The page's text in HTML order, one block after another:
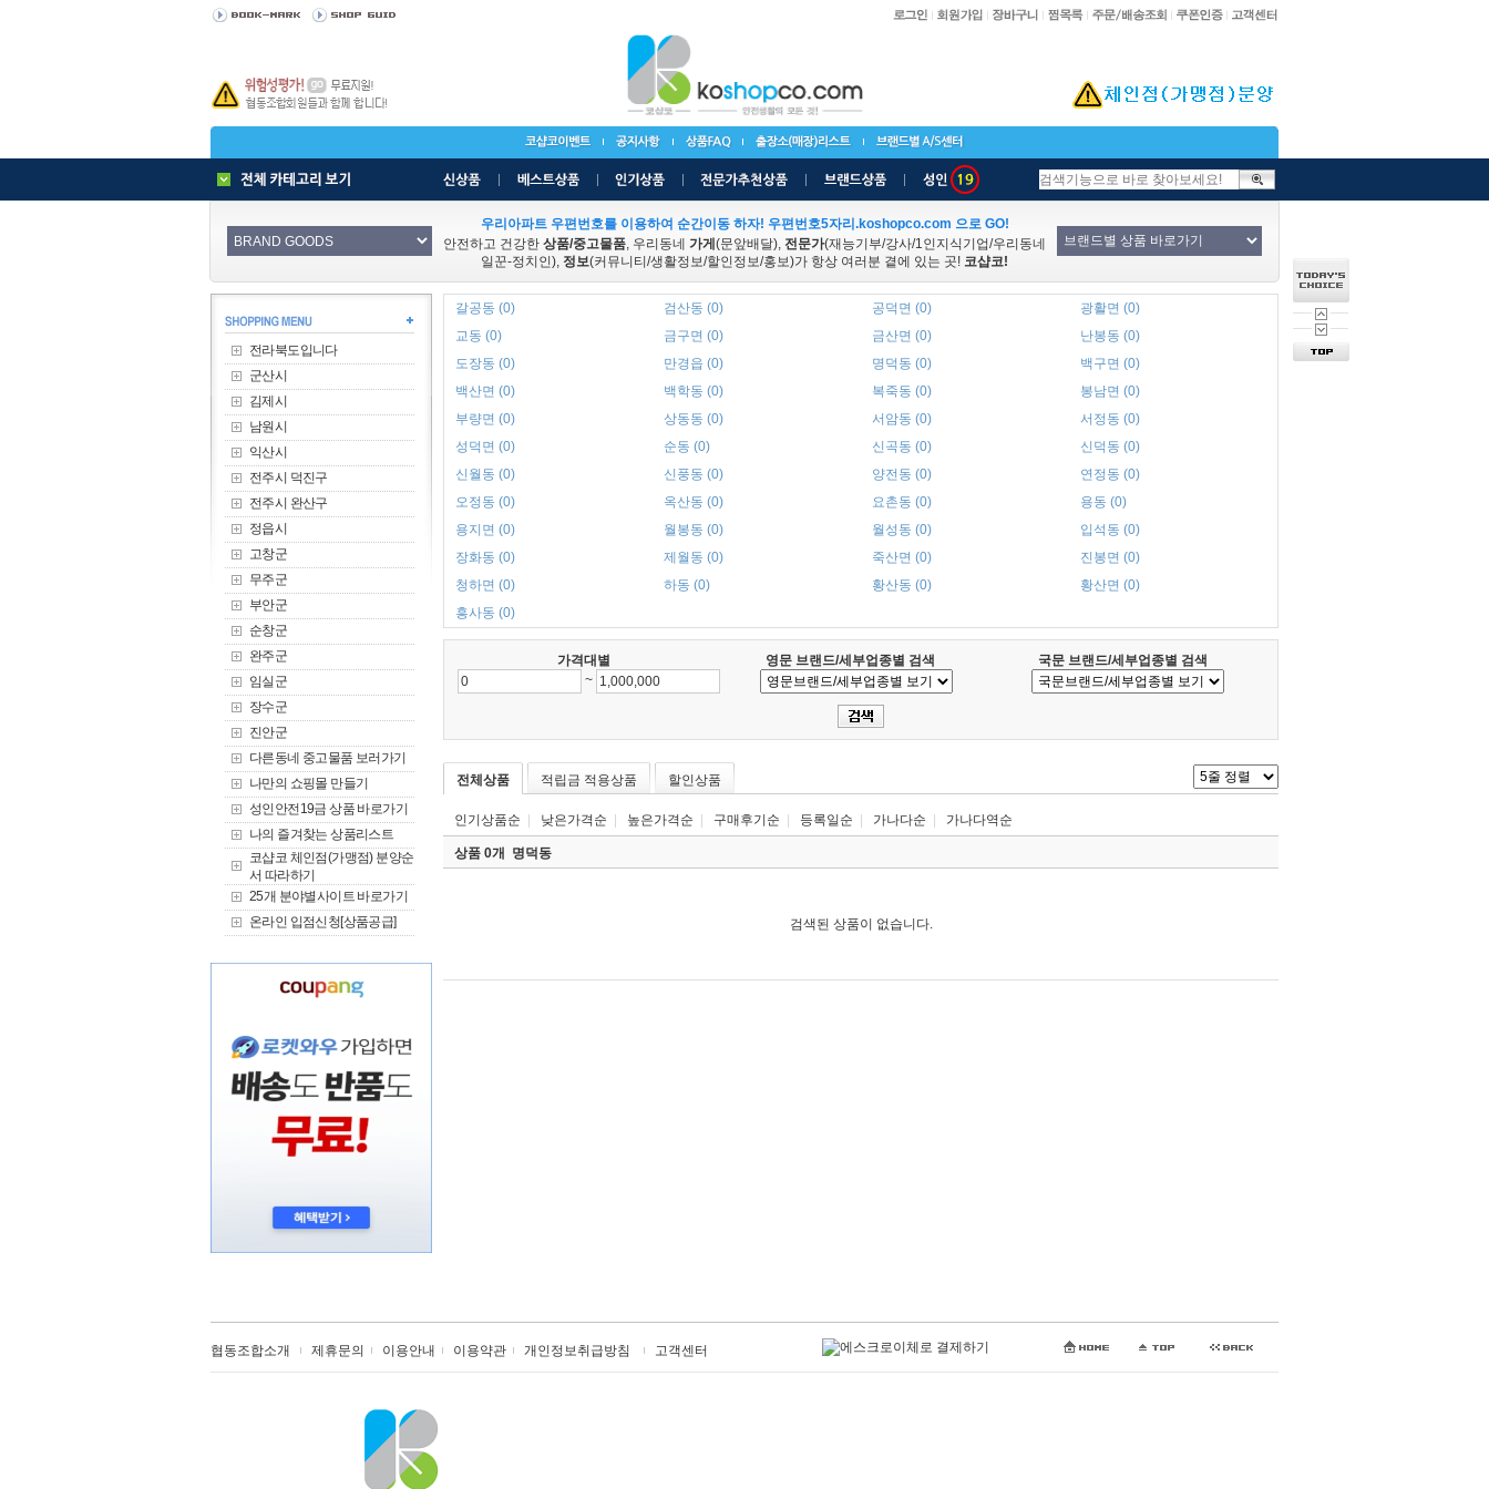
우리아파트 우편번호를 이용하여 순간이동 하자! 우편번호5자리.koshopco.com 으로 GO!
안전하고 건강한 상품/중고물품, 우리동네 가게 (문앞배달), 전문가(재능기부/강사/1인지식기업/우리동네
일꾼-정치인), 정보(커뮤니티/생활정보/할인정보/홍보)가 항상 여러분 곁에 있는 곳! 코샵코!
전라북도입니다
군산시
김제시
남원시
익산시
전주시 덕진구
전주시 완산구
정읍시
고창군
무주군
부안군
순창군
완주군
임실군
장수군
진안군
다른동네 중고물품 보러가기
나만의 쇼핑몰 만들기
성인안전19금 상품 바로가기
나의 즐겨찾는 상품리스트
코샵코 체인점(가맹점) 분양순
서 따라하기
25개 분야별사이트 바로가기
온라인 입점신청[상품공급]
갈공동 (0) 검산동 (0) 공덕면 (0)
광활면 (0)
교동 (0)
금구면 (0) 금산면 (0)
난봉동 (0)
도장동 (0)
만경읍 (0) 명덕동 (0)
백구면 (0)
백산면 (0)
백학동 (0) 복죽동 (0)
봉남면 (0)
부량면 (0)
상동동 (0) 서암동 (0)
서정동 (0)
성덕면 (0)
순동 (0) 신곡동 (0)
신덕동 (0)
신월동 (0)
신풍동 (0) 양전동 (0)
연정동 (0)
오정동 (0)
옥산동 (0) 요촌동 (0)
용동 (0)
용지면 (0)
월봉동 (0) 월성동 (0)
입석동 (0)
장화동 (0)
제월동 (0) 죽산면 (0)
진봉면 (0)
청하면 (0)
하동 (0) 황산동 (0)
황산면 (0)
흥사동 (0)
가격대별 영문 브랜드/세부업종별 검색
국문 브랜드/세부업종별 검색
~
전체상품 적립금 적용상품 할인상품
인기상품순 낮은가격순 높은가격순 구매후기순 등록일순 가나다순 가나다역순
상품 0개 명덕동
검색된 상품이 없습니다.
협동조합소개 제휴문의 이용안내 이용약관 개인정보취급방침 고객센터